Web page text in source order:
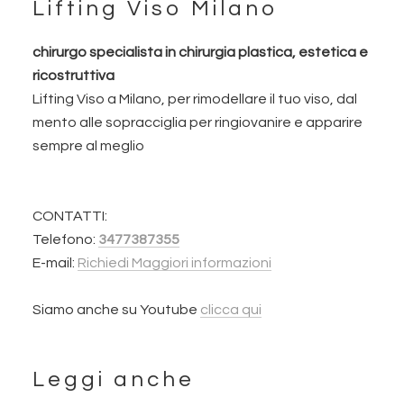
Footer
Lifting Viso Milano
chirurgo specialista in chirurgia plastica, estetica e
ricostruttiva
Lifting Viso a Milano, per rimodellare il tuo viso, dal
mento alle sopracciglia per ringiovanire e apparire
sempre al meglio
CONTATTI:
Telefono: 3477387355
E-mail: Richiedi Maggiori informazioni
Siamo anche su Youtube clicca qui
Leggi anche